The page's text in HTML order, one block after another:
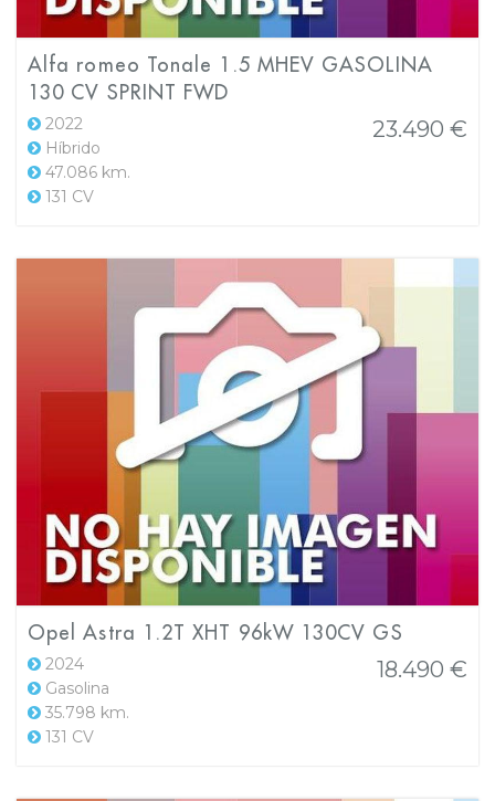
Alfa romeo Tonale 1.5 MHEV GASOLINA
130 CV SPRINT FWD
2022
Híbrido
47.086 km.
131 CV
23.490 €
Opel Astra 1.2T XHT 96kW 130CV GS
2024
Gasolina
35.798 km.
131 CV
18.490 €